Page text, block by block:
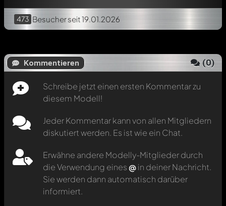
473 Besucherseit 19.01.2026
Kommentieren (0)
Schreibe jetzt einen ersten Kommentar zu
diesem Modell!
Jeder Kommentar kann von allen Mitgliedern
diskutiert werden. Es ist wie ein Chat.
Erwähne andere Modelly-Mitglieder durch
die Verwendung eines @in deiner Nachricht.
Sie werden dann automatisch darüber
informiert.